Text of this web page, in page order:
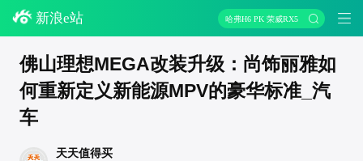
新浪e站 哈弗H6 PK 荣威RX5
佛山理想MEGA改装升级：尚饰丽雅如
何重新定义新能源MPV的豪华标准_汽
车
天天值得买